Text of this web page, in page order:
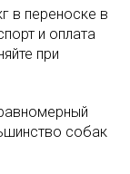
в переноске в
и оплата
при
собак